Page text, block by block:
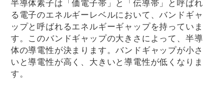
半導体素子は「価電子帯」と「伝導帯」と呼ばれ
る電子のエネルギーレベルにおいて、バンドギャ
ップと呼ばれるエネルギーギャップを持っていま
す。このバンドギャップの大きさによって、半導
体の導電性が決まります。バンドギャップが小さ
いと導電性が高く、大きいと導電性が低くなりま
す。